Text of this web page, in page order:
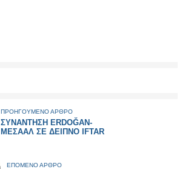
ΠΡΟΗΓΟΥΜΕΝΟ ΑΡΘΡΟ
ΣΥΝΑΝΤΗΣΗ ERDOĞAN-
ΜΕΣΑΑΛ ΣΕ ΔΕΙΠΝΟ IFTAR
ΕΠΟΜΕΝΟ ΑΡΘΡΟ